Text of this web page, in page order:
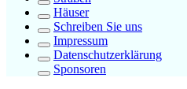
Häuser
Schreiben Sie uns
Impressum
Datenschutzerklärung
Sponsoren